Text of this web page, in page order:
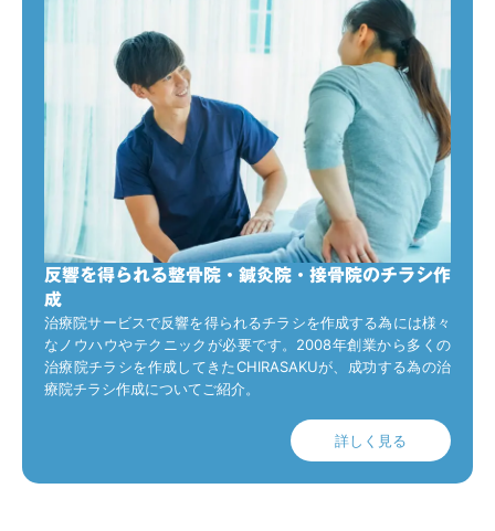
反響を得られる整骨院・鍼灸院・接骨院のチラシ作
成
治療院サービスで反響を得られるチラシを作成する為には様々
なノウハウやテクニックが必要です。2008年創業から多くの
治療院チラシを作成してきたCHIRASAKUが、成功する為の治
療院チラシ作成についてご紹介。
詳しく見る